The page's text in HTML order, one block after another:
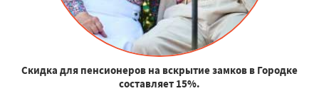
Скидка для пенсионеров на вскрытие замков в Городке
составляет 15%.